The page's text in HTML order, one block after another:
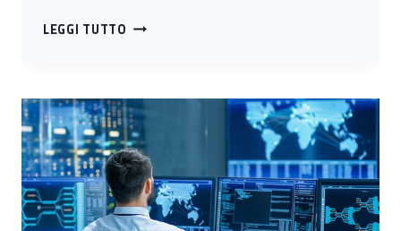
LEGGI TUTTO CERTIFICAZIONI
SCENARIO
IN
FORTE
EVOLUZIONE